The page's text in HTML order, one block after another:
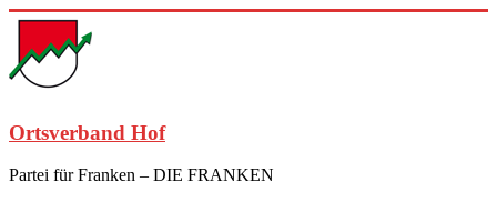
Zum
springen
Ortsverband Hof
Partei für Franken – DIE FRANKEN